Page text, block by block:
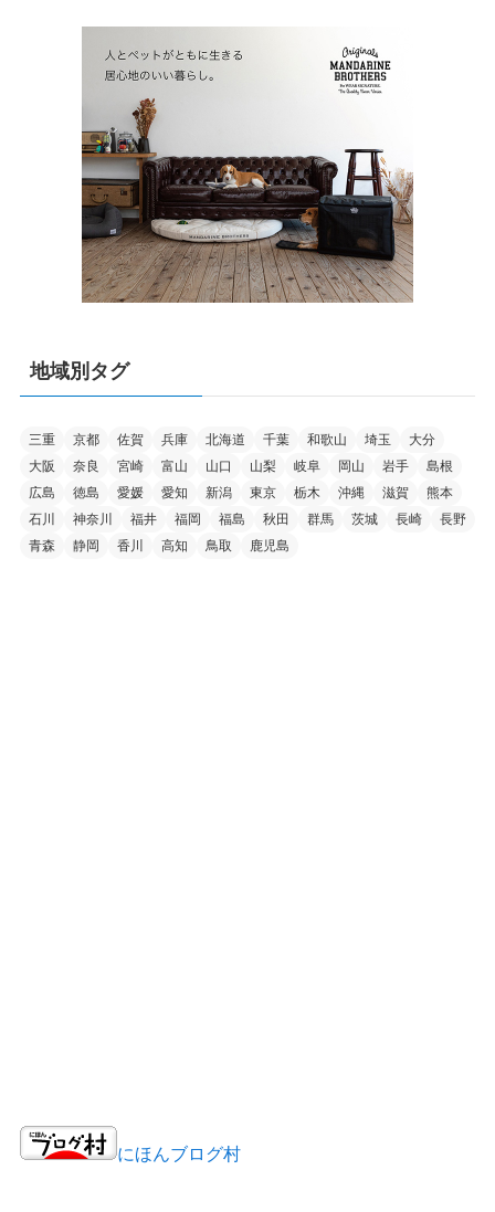
地域別タグ
三重 京都 佐賀 兵庫 北海道 千葉 和歌山 埼玉
大分
大阪
奈良 宮崎 富山 山口 山梨 岐阜 岡山 岩手
島根
広島
徳島 愛媛 愛知 新潟 東京 栃木 沖縄 滋賀
熊本
石川
神奈川 福井 福岡 福島 秋田 群馬 茨城 長崎
長野
青森
静岡 香川 高知 鳥取 鹿児島
にほんブログ村